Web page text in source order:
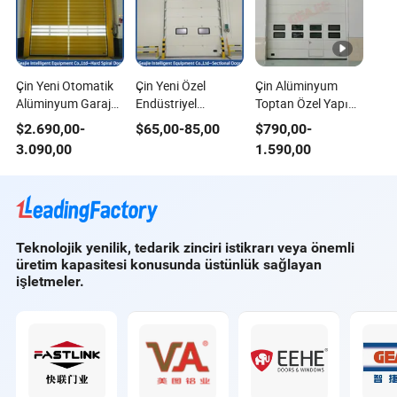
Çin Yeni Otomatik
Alüminyum Garaj
Akıllı Endüstriyel İç
Mekan Yuvarlanan
Yüksek Hızlı Spiral
Düğmelerle
$2.690,00-
3.090,00
Çin Yeni Özel
Endüstriyel
Güvenlik Garajı
Otomatik
Kapı
$65,00-85,00
Çin Alüminyum
Toptan Özel Yapım
Ticari Ekonomik
Otomatik Üstten
Açılan Bölmeli Kapı
$790,00-
1.590,00
Teknolojik yenilik, tedarik zinciri istikrarı veya önemli
üretim kapasitesi konusunda üstünlük sağlayan
işletmeler.